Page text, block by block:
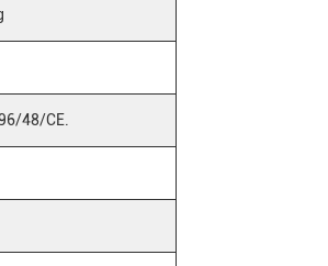
48/CE.